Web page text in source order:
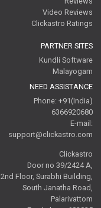
Video Reviews
Clickastro Ratings
PARTNER SITES
Kundli Software
Malayogam
NEED ASSISTANCE
Phone: +91(India)
6366920680
E-mail:
support@clickastro.com
Clickastro
Door no 39/2424 A,
2nd Floor, Surabhi Building,
South Janatha Road,
Palarivattom